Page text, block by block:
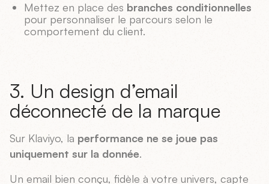
Mettez en place des branches conditionnelles
pour personnaliser le parcours selon le
comportement du client.
3. Un design d’email
déconnecté de la marque
Sur Klaviyo, la performance ne se joue pas
uniquement sur la donnée.
Un email bien conçu, fidèle à votre univers, capte